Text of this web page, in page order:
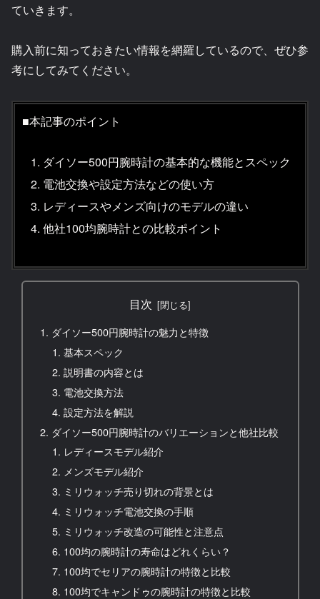
ていきます。
購入前に知っておきたい情報を網羅しているので、ぜひ参
考にしてみてください。
■本記事のポイント
ダイソー500円腕時計の基本的な機能とスペック
電池交換や設定方法などの使い方
レディースやメンズ向けのモデルの違い
他社100均腕時計との比較ポイント
目次
ダイソー500円腕時計の魅力と特徴
基本スペック
説明書の内容とは
電池交換方法
設定方法を解説
ダイソー500円腕時計のバリエーションと他社比較
レディースモデル紹介
メンズモデル紹介
ミリウォッチ売り切れの背景とは
ミリウォッチ電池交換の手順
ミリウォッチ改造の可能性と注意点
100均の腕時計の寿命はどれくらい？
100均でセリアの腕時計の特徴と比較
100均でキャンドゥの腕時計の特徴と比較